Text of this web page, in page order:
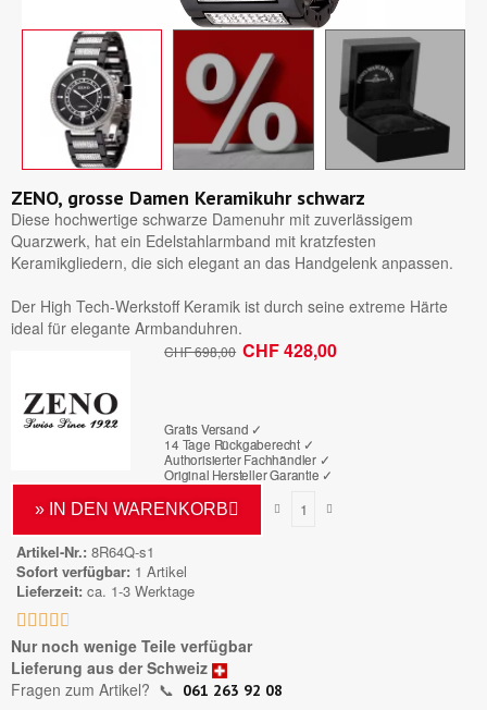
ZENO, grosse Damen Keramikuhr schwarz
Diese hochwertige schwarze Damenuhr mit zuverlässigem
Quarzwerk, hat ein Edelstahlarmband mit kratzfesten
Keramikgliedern, die sich elegant an das Handgelenk anpassen.
Der High Tech-Werkstoff Keramik ist durch seine extreme Härte
ideal für elegante Armbanduhren.
CHF 698,00 CHF 428,00
Gratis Versand ✓
14 Tage Rückgaberecht ✓
Authorisierter Fachhändler ✓
Original Hersteller Garantie ✓
» IN DEN WARENKORB
Artikel-Nr. 8R64Q-s1
Sofort verfügbar 1 Artikel
Lieferzeit ca. 1-3 Werktage
    
Nur noch wenige Teile verfügbar
Lieferung aus der Schweiz
Fragen zum Artikel? 📞 061 263 92 08